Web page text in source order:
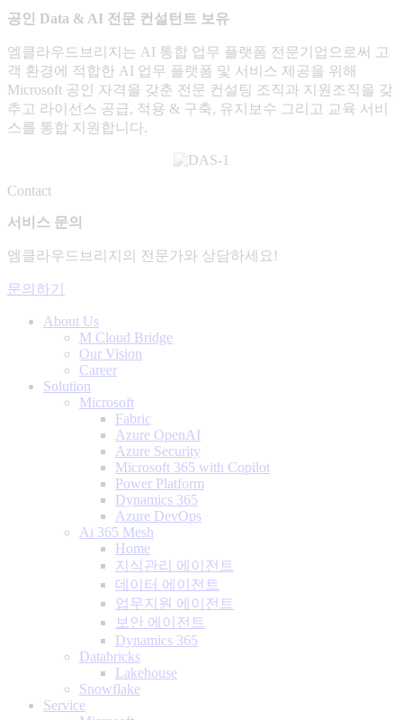
공인 Data & AI 전문 컨설턴트 보유
엠클라우드브리지는 AI 통합 업무 플랫폼 전문기업으로써 고
객 환경에 적합한 AI 업무 플랫폼 및 서비스 제공을 위해
Microsoft 공인 자격을 갖춘 전문 컨설팅 조직과 지원조직을 갖
추고 라이선스 공급, 적용 & 구축, 유지보수 그리고 교육 서비
스를 통합 지원합니다.
Contact
서비스 문의
엠클라우드브리지의 전문가와 상담하세요!
문의하기
About Us
M Cloud Bridge
Our Vision
Career
Solution
Microsoft
Fabric
Azure OpenAI
Azure Security
Microsoft 365 with Copilot
Power Platform
Dynamics 365
Azure DevOps
Ai 365 Mesh
Home
지식관리 에이전트
데이터 에이전트
업무지원 에이전트
보안 에이전트
Dynamics 365
Databricks
Lakehouse
Snowflake
Service